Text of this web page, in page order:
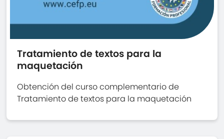
Tratamiento de textos para la
maquetación
Obtención del curso complementario de
Tratamiento de textos para la maquetación